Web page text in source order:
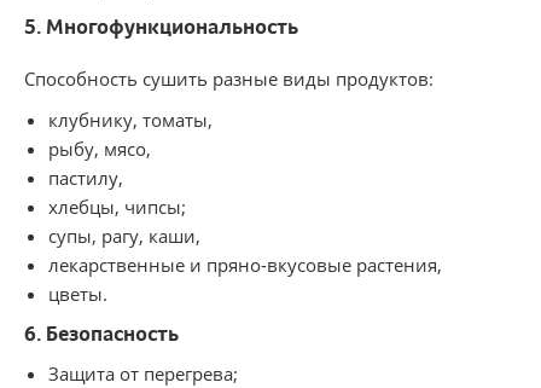
5. Многофункциональность
Способность сушить разные виды продуктов:
клубнику, томаты,
рыбу, мясо,
пастилу,
хлебцы, чипсы;
супы, рагу, каши,
лекарственные и пряно-вкусовые растения,
цветы.
6. Безопасность
Защита от перегрева;